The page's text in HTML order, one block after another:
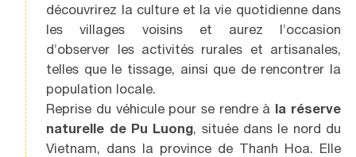
découvrirez la culture et la vie quotidienne dans
les villages voisins et aurez l’occasion
d’observer les activités rurales et artisanales,
telles que le tissage, ainsi que de rencontrer la
population locale.
Reprise du véhicule pour se rendre à la réserve
naturelle de Pu Luong, située dans le nord du
Vietnam, dans la province de Thanh Hoa. Elle